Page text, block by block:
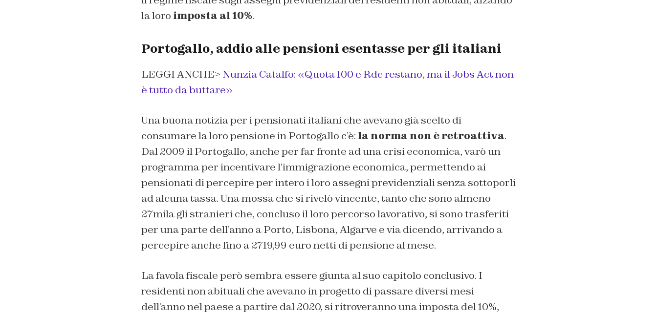
la loro imposta al 10%.
Portogallo, addio alle pensioni esentasse per gli italiani
LEGGI ANCHE> Nunzia Catalfo: «Quota 100 e Rdc restano, ma il Jobs Act non
è tutto da buttare»
Una buona notizia per i pensionati italiani che avevano già scelto di
consumare la loro pensione in Portogallo c’è: la norma non è retroattiva.
Dal 2009 il Portogallo, anche per far fronte ad una crisi economica, varò un
programma per incentivare l’immigrazione economica, permettendo ai
pensionati di percepire per intero i loro assegni previdenziali senza sottoporli
ad alcuna tassa. Una mossa che si rivelò vincente, tanto che sono almeno
27mila gli stranieri che, concluso il loro percorso lavorativo, si sono trasferiti
per una parte dell’anno a Porto, Lisbona, Algarve e via dicendo, arrivando a
percepire anche fino a 2719,99 euro netti di pensione al mese.
La favola fiscale però sembra essere giunta al suo capitolo conclusivo. I
residenti non abituali che avevano in progetto di passare diversi mesi
dell’anno nel paese a partire dal 2020, si ritroveranno una imposta del 10%,